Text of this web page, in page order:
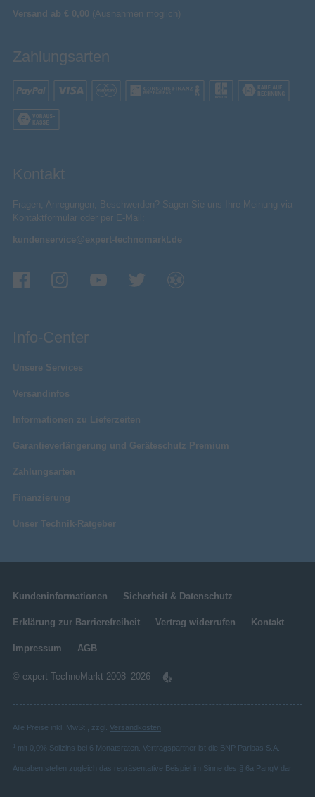
Versand ab € 0,00 (Ausnahmen möglich)
Zahlungsarten
Kontakt
Fragen, Anregungen, Beschwerden? Sagen Sie uns Ihre Meinung via
Kontaktformular oder per E-Mail:
kundenservice@expert-technomarkt.de
Info-Center
Unsere Services
Versandinfos
Informationen zu Lieferzeiten
Garantieverlängerung und Geräteschutz Premium
Zahlungsarten
Finanzierung
Unser Technik-Ratgeber
Kundeninformationen Sicherheit & Datenschutz
Erklärung zur Barrierefreiheit Vertrag widerrufen Kontakt
Impressum AGB
© expert TechnoMarkt 2008–2026
Alle Preise inkl. MwSt., zzgl. Versandkosten.
mit 0,0% Sollzins bei 6 Monatsraten. Vertragspartner ist die BNP Paribas S.A.
Angaben stellen zugleich das repräsentative Beispiel im Sinne des § 6a PangV dar.